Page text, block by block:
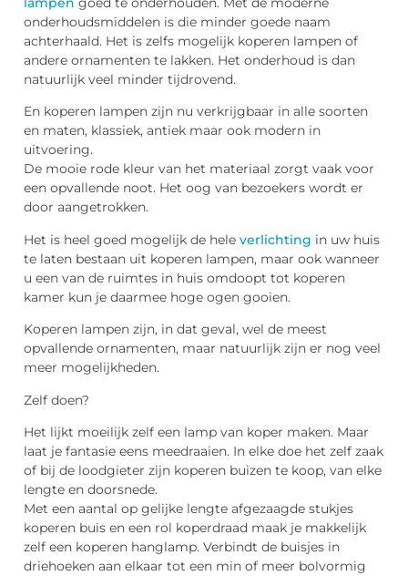
onderhoudsmiddelen is die minder goede naam
achterhaald. Het is zelfs mogelijk koperen lampen of
andere ornamenten te lakken. Het onderhoud is dan
natuurlijk veel minder tijdrovend.
En koperen lampen zijn nu verkrijgbaar in alle soorten
en maten, klassiek, antiek maar ook modern in
uitvoering.
De mooie rode kleur van het materiaal zorgt vaak voor
een opvallende noot. Het oog van bezoekers wordt er
door aangetrokken.
Het is heel goed mogelijk de hele verlichting in uw huis
te laten bestaan uit koperen lampen, maar ook wanneer
u een van de ruimtes in huis omdoopt tot koperen
kamer kun je daarmee hoge ogen gooien.
Koperen lampen zijn, in dat geval, wel de meest
opvallende ornamenten, maar natuurlijk zijn er nog veel
meer mogelijkheden.
Zelf doen?
Het lijkt moeilijk zelf een lamp van koper maken. Maar
laat je fantasie eens meedraaien. In elke doe het zelf zaak
of bij de loodgieter zijn koperen buizen te koop, van elke
lengte en doorsnede.
Met een aantal op gelijke lengte afgezaagde stukjes
koperen buis en een rol koperdraad maak je makkelijk
zelf een koperen hanglamp. Verbindt de buisjes in
driehoeken aan elkaar tot een min of meer bolvormig